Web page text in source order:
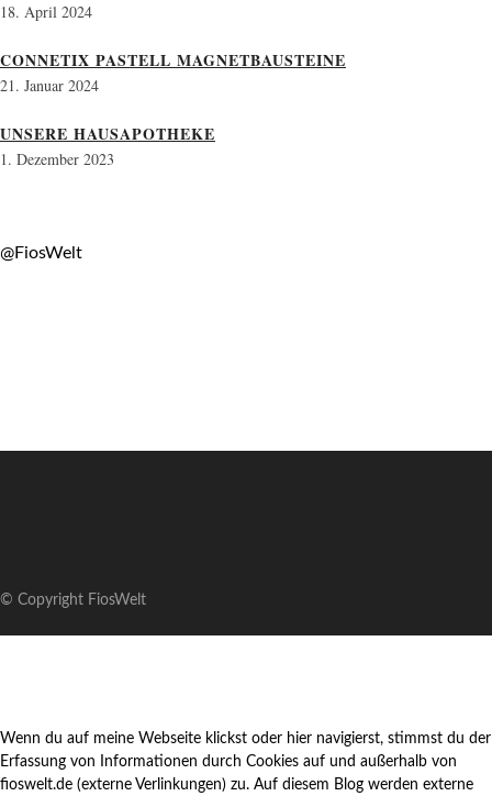
18. April 2024
CONNETIX PASTELL MAGNETBAUSTEINE
21. Januar 2024
UNSERE HAUSAPOTHEKE
1. Dezember 2023
@FiosWelt
© Copyright FiosWelt
Wenn du auf meine Webseite klickst oder hier navigierst, stimmst du der
Erfassung von Informationen durch Cookies auf und außerhalb von
fioswelt.de (externe Verlinkungen) zu. Auf diesem Blog werden externe